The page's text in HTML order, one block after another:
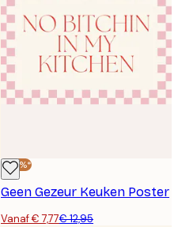
-40%*
Geen Gezeur Keuken Poster
Vanaf € 7,77€ 12,95